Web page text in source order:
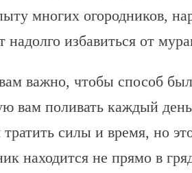
многих огородников,
надолго избавиться от
важно, чтобы способ
вам поливать каждый
тратить силы и время, но
находится не прямо в